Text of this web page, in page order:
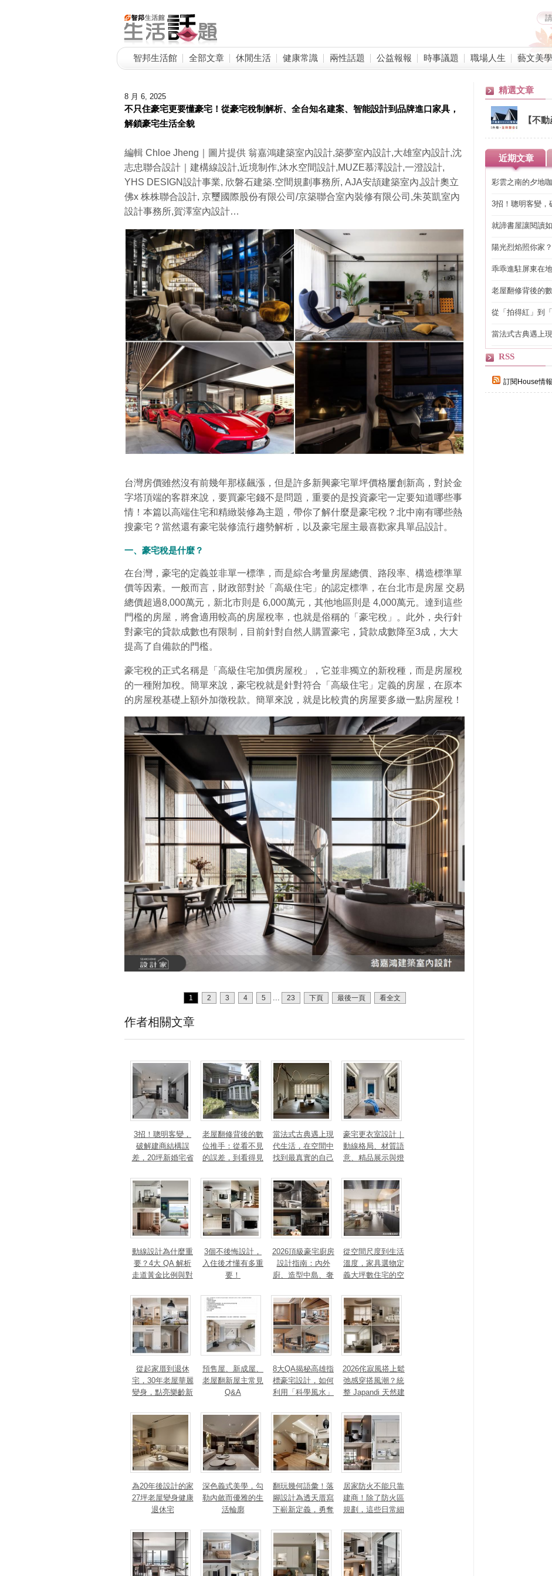
智邦生活館 全部文章 休閒生活 健康常識 兩性話題 公益報報 時事議題 職場人生 藝文美學
8 月 6, 2025
不只住豪宅更要懂豪宅！從豪宅稅制解析、全台知名建案、智能設計到品牌進口家具，
解鎖豪宅生活全貌
編輯 Chloe Jheng｜圖片提供 翁嘉鴻建築室內設計,築夢室內設計,大雄室內設計,沈
志忠聯合設計｜建構線設計,近境制作,沐水空間設計,MUZE慕澤設計,一澄設計,
YHS DESIGN設計事業, 欣磐石建築.空間規劃事務所, AJA安頡建築室內,設計奧立
佛x 株株聯合設計, 京璽國際股份有限公司/京築聯合室內裝修有限公司,朱英凱室內
設計事務所,賀澤室內設計…
台灣房價雖然沒有前幾年那樣飆漲，但是許多新興豪宅單坪價格屢創新高，對於金
字塔頂端的客群來說，要買豪宅錢不是問題，重要的是投資豪宅一定要知道哪些事
情！本篇以高端住宅和精緻裝修為主題，帶你了解什麼是豪宅稅？北中南有哪些熱
搜豪宅？當然還有豪宅裝修流行趨勢解析，以及豪宅屋主最喜歡家具單品設計。
一、豪宅稅是什麼？
在台灣，豪宅的定義並非單一標準，而是綜合考量房屋總價、路段率、構造標準單
價等因素。一般而言，財政部對於「高級住宅」的認定標準，在台北市是房屋 交易
總價超過8,000萬元，新北市則是 6,000萬元，其他地區則是 4,000萬元。達到這些
門檻的房屋，將會適用較高的房屋稅率，也就是俗稱的「豪宅稅」。此外，央行針
對豪宅的貸款成數也有限制，目前針對自然人購置豪宅，貸款成數降至3成，大大
提高了自備款的門檻。
豪宅稅的正式名稱是「高級住宅加價房屋稅」，它並非獨立的新稅種，而是房屋稅
的一種附加稅。簡單來說，豪宅稅就是針對符合「高級住宅」定義的房屋，在原本
的房屋稅基礎上額外加徵稅款。簡單來說，就是比較貴的房屋要多繳一點房屋稅！
1 2 3 4 5 23 下頁 最後一頁 看全文
作者相關文章
3招！聰明客變，
破解建商結構誤
差，20坪新婚宅省
錢
老屋翻修背後的數
位推手：從看不見
的誤差，到看得見
當法式古典遇上現
代生活，在空間中
找到最真實的自己
豪宅更衣室設計｜
動線格局、材質語
意、精品展示與燈
打造高訂生活儀式
動線設計為什麼重
要？4大 QA 解析
走道黃金比例與對
3個不後悔設計，
入住後才懂有多重
要！
2026頂級豪宅廚房
設計指南：內外
廚、造型中島、奢
讓廚房從空間配角
變主角！
從空間尺度到生活
溫度，家具選物定
義大坪數住宅的空
從起家厝到退休
宅，30年老屋華麗
變身，點亮樂齡新
法、英指標設計大
獎！
預售屋、新成屋、
老屋翻新屋主常見
Q&A
8大QA揭秘高雄指
標豪宅設計，如何
利用「科學風水」
量磁場？
2026侘寂風搭上鬆
弛感穿搭風潮？統
整 Japandi 天然建
有風靡全球的軟裝
家具推薦
為20年後設計的家
27坪老屋變身健康
退休宅
深色義式美學，勾
勒內斂而優雅的生
活輪廓
翻玩幾何語彙！落
腳設計為透天厝寫
下嶄新定義，勇奪
TAN 國際大獎
居家防火不能只靠
建商！除了防火區
規劃，這些日常細
精選文章
【不
併公告
近期文章
彩雲之南的夕地
3招！聰明客變，
就諦書屋讓閱讀
陽光烈焰照你家
乖乖進駐屏東在
老屋翻修背後的
從「拍得紅」到
當法式古典遇上
RSS
訂閱House情